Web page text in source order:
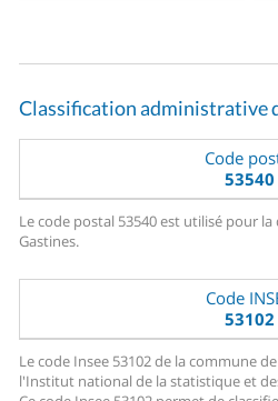
Classification administrative
Code
53540
Le code postal 53540 est utilisé pour
Gastines.
Code
53102
Le code Insee 53102 de la commune
l'Institut national de la statistique et